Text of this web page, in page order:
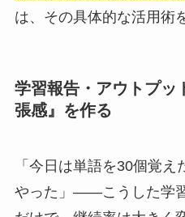
は、その具体的な活用術
学習報告・アウトプッ
張感』を作る
「今日は単語を30個覚
やった」——こうした学